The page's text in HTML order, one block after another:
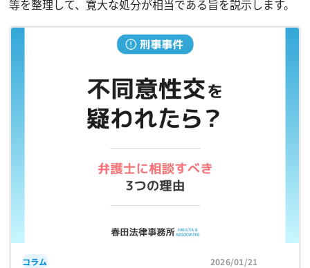
等を整理して、寛大な処分が相当である旨を説示します。
コラム 2026/01/21